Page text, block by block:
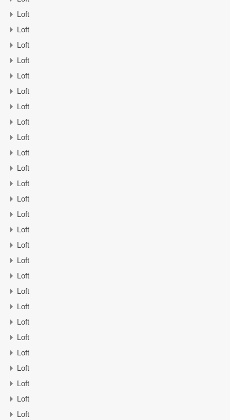
Loft
Loft
Loft
Loft
Loft
Loft
Loft
Loft
Loft
Loft
Loft
Loft
Loft
Loft
Loft
Loft
Loft
Loft
Loft
Loft
Loft
Loft
Loft
Loft
Loft
Loft
Loft